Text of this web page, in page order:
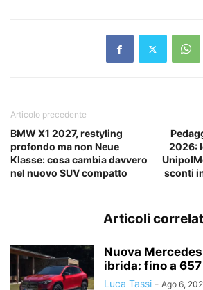
Articolo precedente
BMW X1 2027, restyling
profondo ma non Neue
Klasse: cosa cambia davvero
nel nuovo SUV compatto
2026:
sconti
Articoli
Nuova
ibrida: fino a
Luca Tassi - Ago 6,